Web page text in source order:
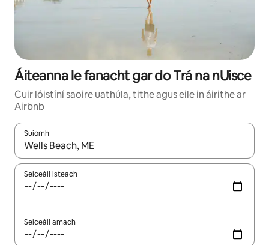
Áiteanna le fanacht gar do Trá na nUisce
Cuir lóistíní saoire uathúla, tithe agus eile in áirithe ar
Airbnb
Suíomh
Nuair a bheidh torthaí ar fáil, déan nascleanúint le
Seiceáil isteach
Seiceáil amach